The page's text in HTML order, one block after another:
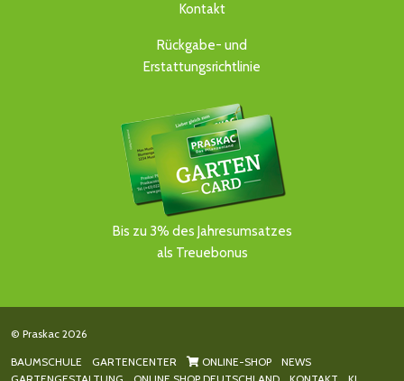
Kontakt
Rückgabe- und
Erstattungsrichtlinie
Bis zu 3% des Jahresumsatzes
als Treuebonus
© Praskac 2026
BAUMSCHULE GARTENCENTER ONLINE-SHOP
NEWS